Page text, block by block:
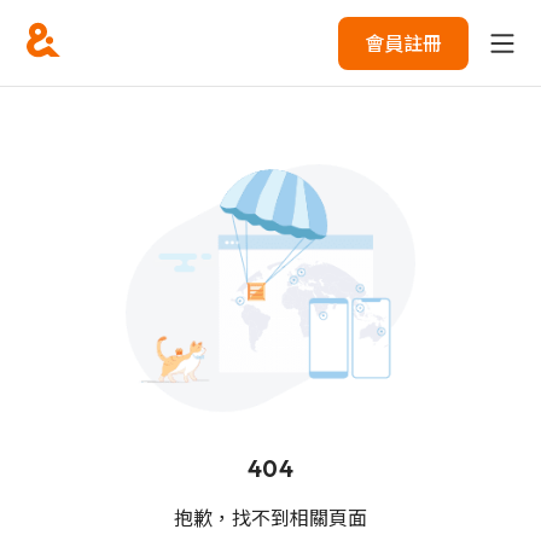
會員註冊
404
抱歉，找不到相關頁面